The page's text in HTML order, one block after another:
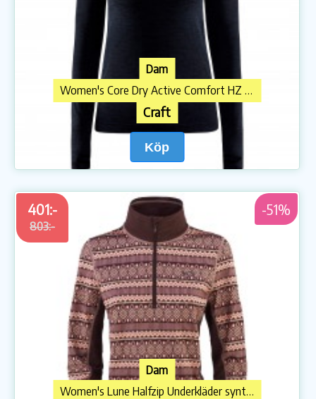
Dam
Women's Core Dry Active Comfort HZ Underkläder syntet
Craft
Köp
401:-
803:-
-51%
Dam
Women's Lune Halfzip Underkläder syntet